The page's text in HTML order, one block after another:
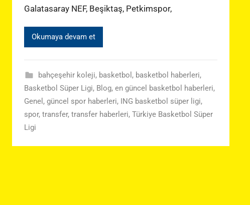
Galatasaray NEF, Beşiktaş, Petkimspor,
Okumaya devam et
bahçeşehir koleji, basketbol , basketbol haberleri,
Basketbol Süper Ligi, Blog, en güncel basketbol haberleri,
Genel , güncel spor haberleri, ING basketbol süper ligi,
spor, transfer, transfer haberleri, Türkiye Basketbol Süper
Ligi